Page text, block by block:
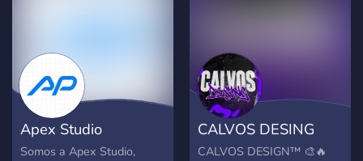
Apex Studio
Somos a Apex Studio,
CALVOS DESING
CALVOS DESIGN™ 🎨🔥